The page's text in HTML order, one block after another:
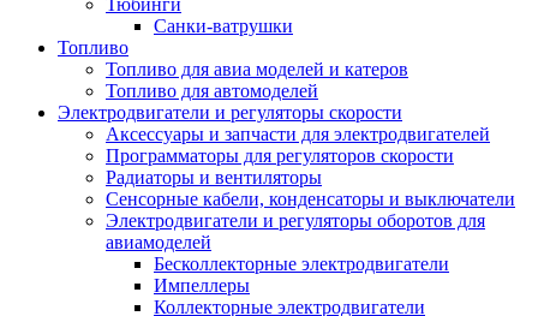
Тюбинги
Санки-ватрушки
Топливо
Топливо для авиа моделей и катеров
Топливо для автомоделей
Электродвигатели и регуляторы скорости
Аксессуары и запчасти для электродвигателей
Программаторы для регуляторов скорости
Радиаторы и вентиляторы
Сенсорные кабели, конденсаторы и выключатели
Электродвигатели и регуляторы оборотов для
авиамоделей
Бесколлекторные электродвигатели
Импеллеры
Коллекторные электродвигатели